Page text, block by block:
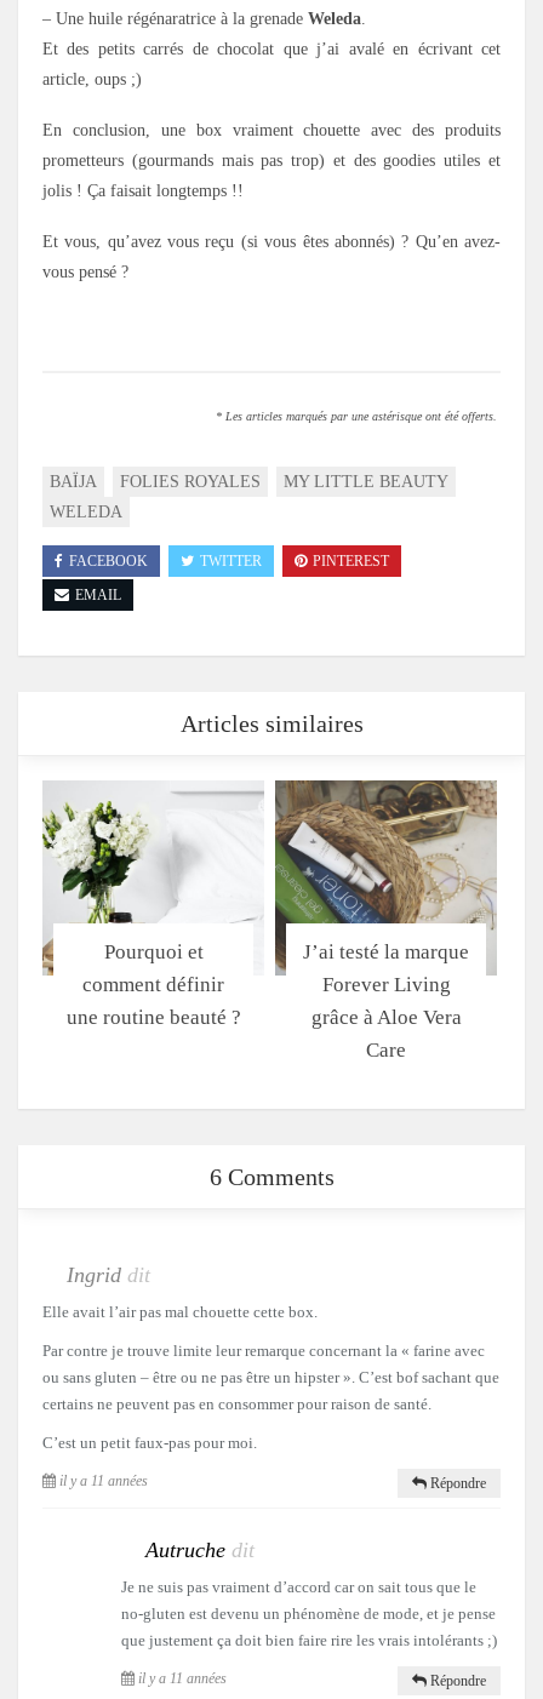
– Une huile régénaratrice à la grenade Weleda.
Et des petits carrés de chocolat que j’ai avalé en écrivant cet
article, oups ;)
En conclusion, une box vraiment chouette avec des produits
prometteurs (gourmands mais pas trop) et des goodies utiles et
jolis ! Ça faisait longtemps !!
Et vous, qu’avez vous reçu (si vous êtes abonnés) ? Qu’en avez-
vous pensé ?
* Les articles marqués par une astérisque ont été offerts.
BAÏJA FOLIES ROYALES
MY LITTLE BEAUTY
WELEDA
FACEBOOK TWITTER
PINTEREST
EMAIL
Articles similaires
Pourquoi et
comment définir
une routine beauté ?
J’ai testé la marque
Forever Living
grâce à Aloe Vera
Care
6 Comments
Ingrid dit
Elle avait l’air pas mal chouette cette box.
Par contre je trouve limite leur remarque concernant la « farine avec
ou sans gluten – être ou ne pas être un hipster ». C’est bof sachant que
certains ne peuvent pas en consommer pour raison de santé.
C’est un petit faux-pas pour moi.
il y a 11 années Répondre
Autruche dit
Je ne suis pas vraiment d’accord car on sait tous que le
no-gluten est devenu un phénomène de mode, et je pense
que justement ça doit bien faire rire les vrais intolérants ;)
il y a 11 années Répondre